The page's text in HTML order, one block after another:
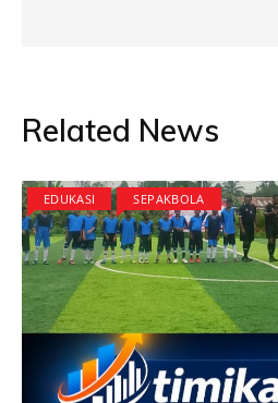
Related News
EDUKASI SEPAKBOLA